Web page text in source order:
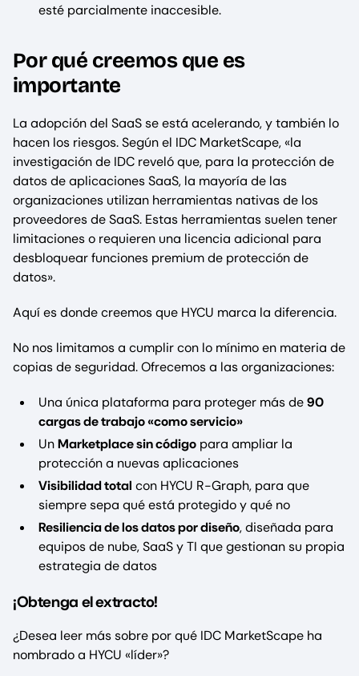
esté parcialmente inaccesible.
Por qué creemos que es
importante
La adopción del SaaS se está acelerando, y también lo
hacen los riesgos. Según el IDC MarketScape, «la
investigación de IDC reveló que, para la protección de
datos de aplicaciones SaaS, la mayoría de las
organizaciones utilizan herramientas nativas de los
proveedores de SaaS. Estas herramientas suelen tener
limitaciones o requieren una licencia adicional para
desbloquear funciones premium de protección de
datos».
Aquí es donde creemos que HYCU marca la diferencia.
No nos limitamos a cumplir con lo mínimo en materia de
copias de seguridad. Ofrecemos a las organizaciones:
Una única plataforma para proteger más de90
cargas de trabajo «como servicio»
UnMarketplace sin código para ampliar la
protección a nuevas aplicaciones
Visibilidad total con HYCU R-Graph, para que
siempre sepa qué está protegido y qué no
Resiliencia de los datos por diseño, diseñada para
equipos de nube, SaaS y TI que gestionan su propia
estrategia de datos
¡Obtenga el extracto!
¿Desea leer más sobre por qué IDC MarketScape ha
nombrado a HYCU «líder»?